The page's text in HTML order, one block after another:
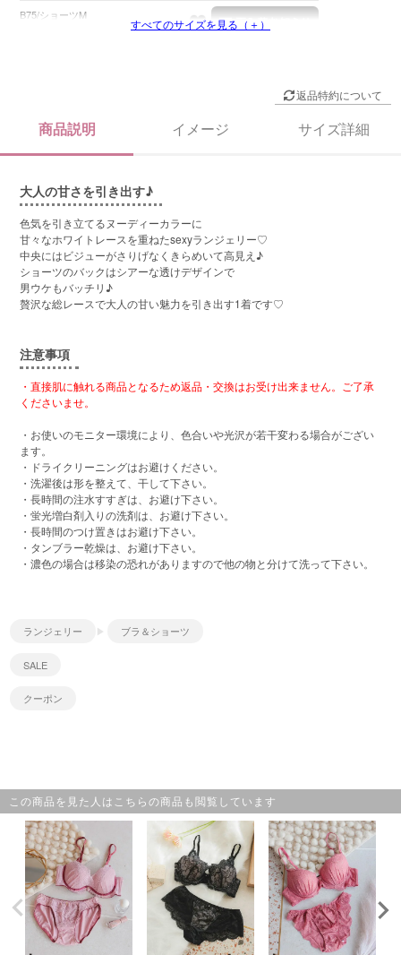
B75/ショーツM
すべてのサイズを見る（＋）
返品特約について
商品説明 イメージ サイズ詳細
大人の甘さを引き出す♪
色気を引き立てるヌーディーカラーに
甘々なホワイトレースを重ねたsexyランジェリー♡
中央にはビジューがさりげなくきらめいて高見え♪
ショーツのバックはシアーな透けデザインで
男ウケもバッチリ♪
贅沢な総レースで大人の甘い魅力を引き出す1着です♡
注意事項
・直接肌に触れる商品となるため返品・交換はお受け出来ません。ご了承
くださいませ。
・お使いのモニター環境により、色合いや光沢が若干変わる場合がござい
ます。
・ドライクリーニングはお避けください。
・洗濯後は形を整えて、干して下さい。
・長時間の注水すすぎは、お避け下さい。
・蛍光増白剤入りの洗剤は、お避け下さい。
・長時間のつけ置きはお避け下さい。
・タンブラー乾燥は、お避け下さい。
・濃色の場合は移染の恐れがありますので他の物と分けて洗って下さい。
ランジェリー ブラ＆ショーツ
SALE
クーポン
この商品を見た人はこちらの商品も閲覧しています